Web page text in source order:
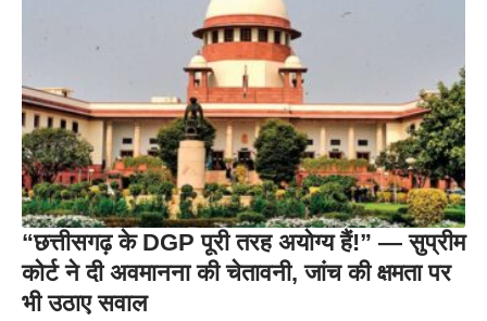
“छत्तीसगढ़ के DGP पूरी तरह अयोग्य हैं!” — सुप्रीम
कोर्ट ने दी अवमानना की चेतावनी, जांच की क्षमता पर
भी उठाए सवाल